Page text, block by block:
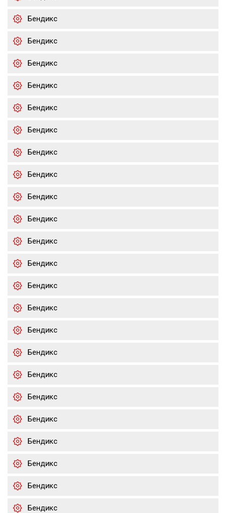
Бендикс
Бендикс
Бендикс
Бендикс
Бендикс
Бендикс
Бендикс
Бендикс
Бендикс
Бендикс
Бендикс
Бендикс
Бендикс
Бендикс
Бендикс
Бендикс
Бендикс
Бендикс
Бендикс
Бендикс
Бендикс
Бендикс
Бендикс